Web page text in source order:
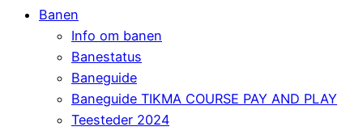
Banen
Info om banen
Banestatus
Baneguide
Baneguide TIKMA COURSE PAY AND PLAY
Teesteder 2024